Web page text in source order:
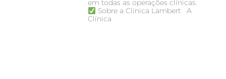
em todas as operações clínicas.
Sobre a Clínica Lambert A
Clínica